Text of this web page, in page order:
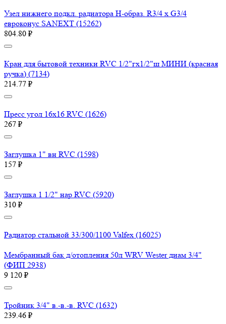
Узел нижнего подкл. радиатора H-образ. R3/4 x G3/4
евроконус SANEXT (15262)
804.80 ₽
Кран для бытовой техники RVC 1/2"гх1/2"ш МИНИ (красная
ручка) (7134)
214.77 ₽
Пресс угол 16х16 RVC (1626)
267 ₽
Заглушка 1" вн RVC (1598)
157 ₽
Заглушка 1 1/2" нар RVC (5920)
310 ₽
Радиатор стальной 33/300/1100 Valfex (16025)
Мембранный бак д/отопления 50л WRV Wester диам 3/4"
(ФИП 2938)
9 120 ₽
Тройник 3/4" в.-в.-в. RVC (1632)
239.46 ₽